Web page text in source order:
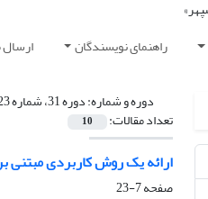
راهنمای نویسندگان ارسال
دوره و شماره:دوره 31، شماره 123، پاییز 1401، صفحه 1-197
تعداد مقالات: 10
ارائه یک روش کاربردی مبتنی
صفحه7-23